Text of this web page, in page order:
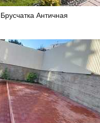
Брусчатка Античная